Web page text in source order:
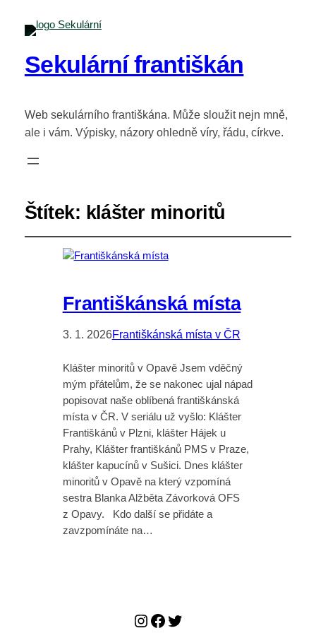
Sekulární františkán
Web sekulárního františkána. Může sloužit nejn mně,
ale i vám. Výpisky, názory ohledně víry, řádu, církve.
Štítek: klášter minoritů
Františkánská místa
3. 1. 2026Františkánská místa v ČR
Klášter minoritů v Opavě Jsem vděčný
mým přátelům, že se nakonec ujal nápad
popisovat naše oblíbená františkánská
místa v ČR. V seriálu už vyšlo: Klášter
Františkánů v Plzni, klášter Hájek u
Prahy, Klášter františkánů PMS v Praze,
klášter kapucínů v Sušici. Dnes klášter
minoritů v Opavě na který vzpomíná
sestra Blanka Alžběta Závorková OFS
z Opavy. Kdo další se přidáte a
zavzpomínáte na…
Instagram
Facebook
Twitter